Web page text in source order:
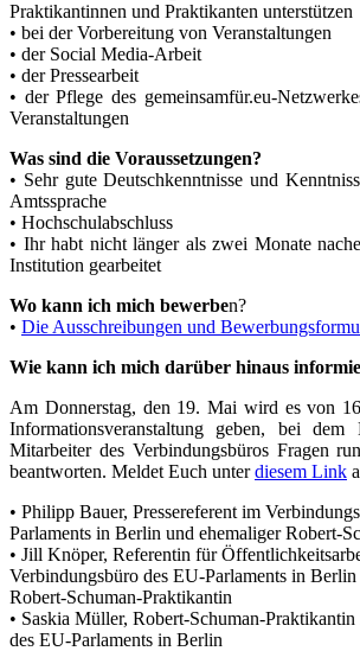
Praktikantinnen und Praktikanten unterstützen
• bei der Vorbereitung von Veranstaltungen
• der Social Media-Arbeit
• der Pressearbeit
• der Pflege des gemeinsamfür.eu-
Veranstaltungen
Was sind die Voraussetzungen?
• Sehr gute Deutschkenntnisse und
Amtssprache
• Hochschulabschluss
• Ihr habt nicht länger als zwei Monate
Institution gearbeitet
Wo kann ich mich bewerben?
• Die Ausschreibungen und
Wie kann ich mich darüber hinaus
Am Donnerstag, den 19. Mai wird es von
Informationsveranstaltung geben, bei dem
Mitarbeiter des Verbindungsbüros Fragen
beantworten. Meldet Euch unterdiesem Link
• Philipp Bauer, Pressereferent im
Parlaments in Berlin und ehemaliger Robert-
• Jill Knöper, Referentin für
Verbindungsbüro des EU-Parlaments in
Robert-Schuman-Praktikantin
• Saskia Müller, Robert-Schuman-
des EU-Parlaments in Berlin